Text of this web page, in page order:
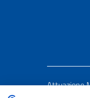
Attuazione